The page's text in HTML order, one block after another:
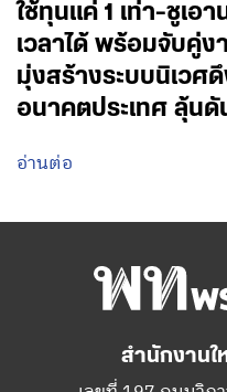
ใช้ทุนแค่ 1 เท่า-ชูเอ
เวลาได้ พร้อมจับคู่ง
มุ่งสร้างระบบนิเวศ
อนาคตประเทศ ลุ้น
อ่านต่อ
สำนักงานใ